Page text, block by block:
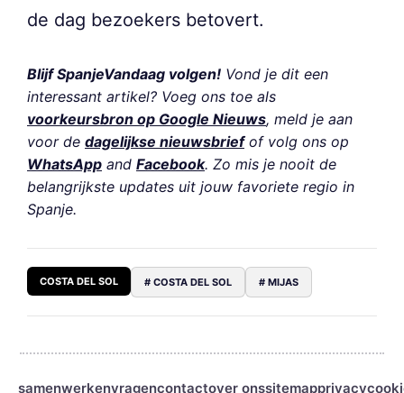
de dag bezoekers betovert.
Blijf SpanjeVandaag volgen! Vond je dit een
interessant artikel? Voeg ons toe als
voorkeursbron op Google Nieuws, meld je aan
voor de dagelijkse nieuwsbriefof volg ons op
WhatsApp and Facebook. Zo mis je nooit de
belangrijkste updates uit jouw favoriete regio in
Spanje.
COSTA DEL SOL # COSTA DEL SOL # MIJAS
samenwerkenvragencontactover onssitemapprivacy